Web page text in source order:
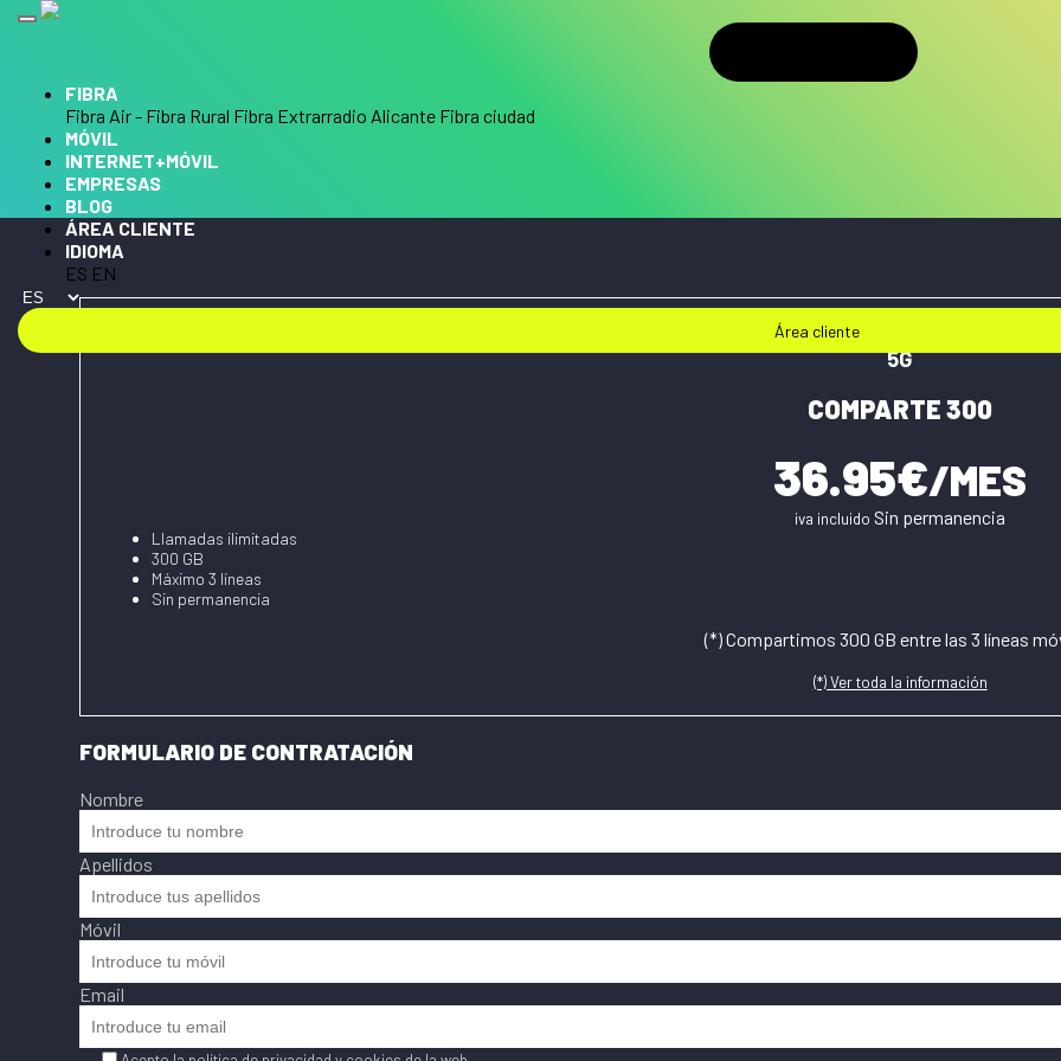
FIBRA
Fibra Air - Fibra Rural Fibra Extrarradio Alicante Fibra ciudad
MÓVIL
INTERNET+MÓVIL
EMPRESAS
BLOG
ÁREA CLIENTE
IDIOMA
ES EN
Área cliente
COMPARTE 300
5G
COMPARTE 300
36.95€/MES
iva incluido Sin permanencia
Llamadas ilimitadas
300 GB
Máximo 3 líneas
Sin permanencia
(*) Compartimos 300 GB entre las 3 líneas
(*) Ver toda la información
FORMULARIO DE CONTRATACIÓN
Nombre
Apellidos
Móvil
Email